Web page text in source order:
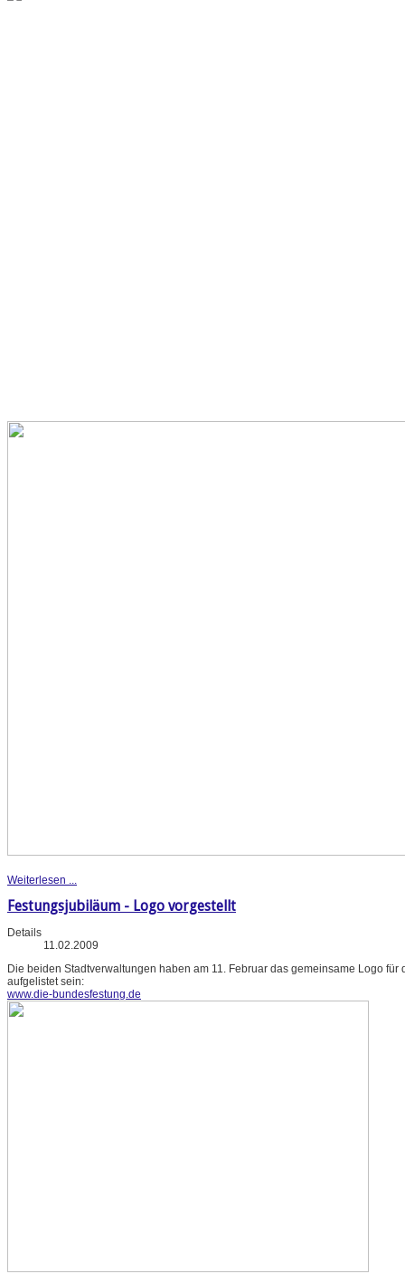
Weiterlesen ...
Festungsjubiläum - Logo vorgestellt
Details
11.02.2009
Die beiden Stadtverwaltungen haben am 11. Februar das gemeinsame Logo
aufgelistet sein:
www.die-bundesfestung.de